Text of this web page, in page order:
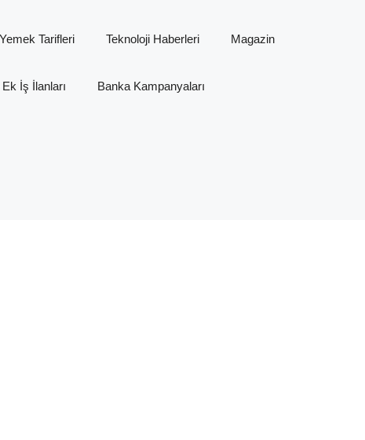
Yemek Tarifleri Teknoloji Haberleri Magazin
İş İlanları Banka Kampanyaları